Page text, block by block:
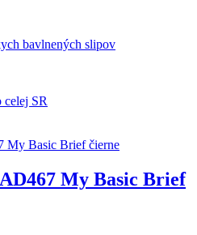
bavlnených slipov
celej SR
My Basic Brief